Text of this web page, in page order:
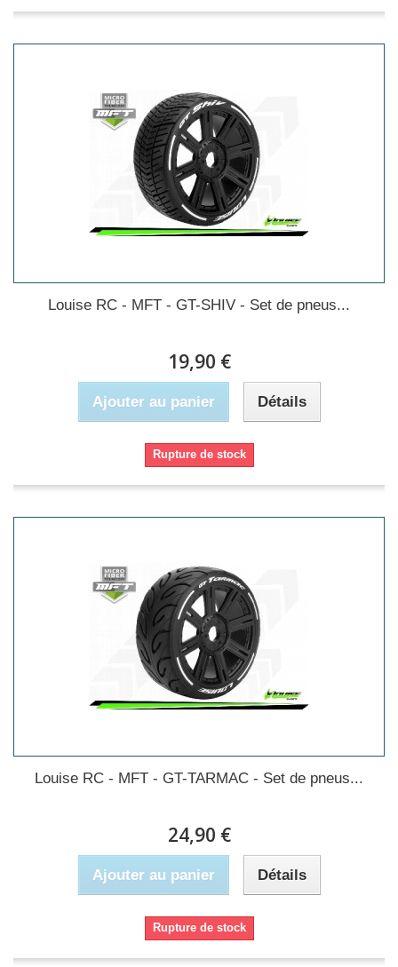
Louise RC - MFT - GT-SHIV - Set de pneus...
19,90 €
Ajouter au panier Détails
Rupture de stock
Louise RC - MFT - GT-TARMAC - Set de pneus...
24,90 €
Ajouter au panier Détails
Rupture de stock